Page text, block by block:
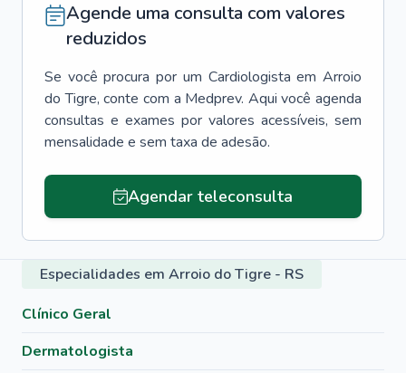
Agende uma consulta com valores
reduzidos
Se você procura por um Cardiologista em Arroio
do Tigre, conte com a Medprev. Aqui você agenda
consultas e exames por valores acessíveis, sem
mensalidade e sem taxa de adesão.
Agendar teleconsulta
Especialidades em Arroio do Tigre - RS
Clínico Geral
Dermatologista